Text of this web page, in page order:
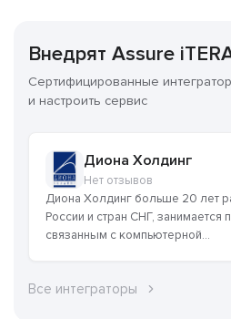
Внедрят Assure
Сертифицированные
и настроить сервис
Диона Холдинг
Нет отзывов
Диона Холдинг больше 20 лет
России и стран СНГ, занимается
связанным с компьютерной...
Все интеграторы